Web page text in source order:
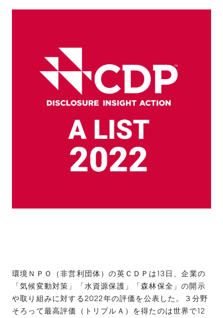
環境ＮＰＯ（非営利団体）の英ＣＤＰは13日、企業の
「気候変動対策」「水資源保護」「森林保全」の開示
や取り組みに対する2022年の評価を公表した。３分野
そろって最高評価（トリプルＡ）を得たのは世界で12